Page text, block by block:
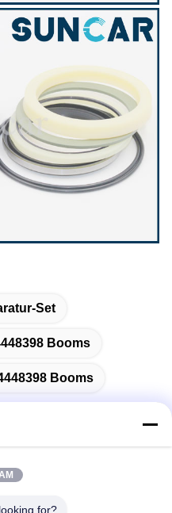
Set
Booms
Booms
for?